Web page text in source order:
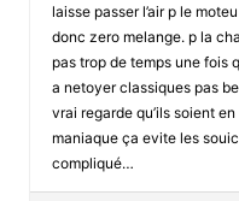
laisse passer l’air p le
donc zero melange. p la
pas trop de temps une fois
a netoyer classiques pas
vrai regarde qu’ils soient en
maniaque ça evite les
compliqué…